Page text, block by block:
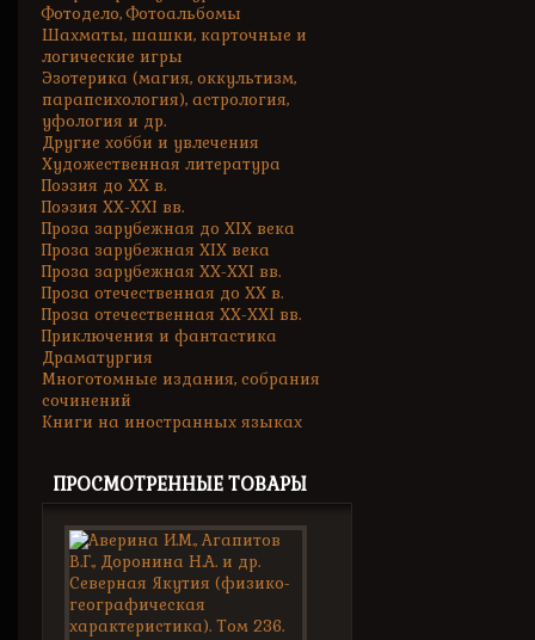
Фотодело, Фотоальбомы
Шахматы, шашки, карточные и
логические игры
Эзотерика (магия, оккультизм,
парапсихология), астрология,
уфология и др.
Другие хобби и увлечения
Художественная литература
Поэзия до XX в.
Поэзия XX-XXI вв.
Проза зарубежная до XIX века
Проза зарубежная XIX века
Проза зарубежная XX-XXI вв.
Проза отечественная до XX в.
Проза отечественная XX-XXI вв.
Приключения и фантастика
Драматургия
Многотомные издания, собрания
сочинений
Книги на иностранных языках
ПРОСМОТРЕННЫЕ ТОВАРЫ